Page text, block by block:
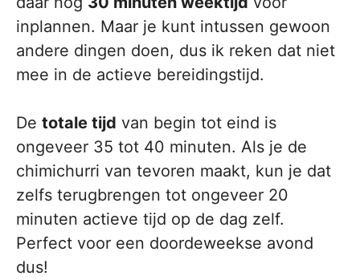
inplannen. Maar je kunt intussen gewoon
andere dingen doen, dus ik reken dat niet
mee in de actieve bereidingstijd.
De totale tijd van begin tot eind is
ongeveer 35 tot 40 minuten. Als je de
chimichurri van tevoren maakt, kun je dat
zelfs terugbrengen tot ongeveer 20
minuten actieve tijd op de dag zelf.
Perfect voor een doordeweekse avond
dus!